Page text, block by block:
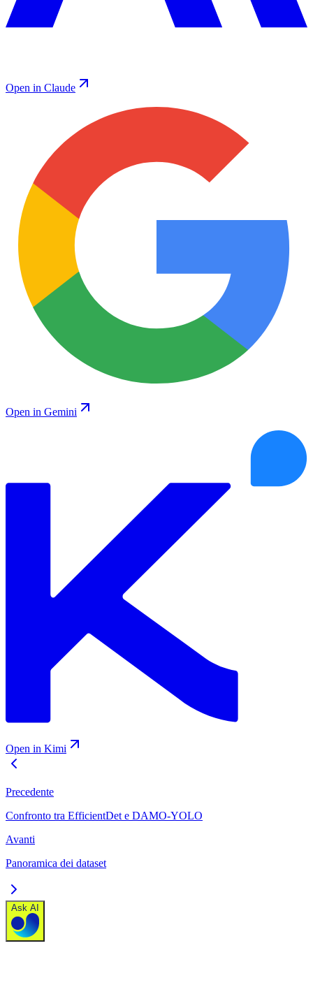
Open in Claude
Open in Gemini
Open in Kimi
Precedente
Confronto tra EfficientDet e DAMO-YOLO
Avanti
Panoramica dei dataset
Ask AI